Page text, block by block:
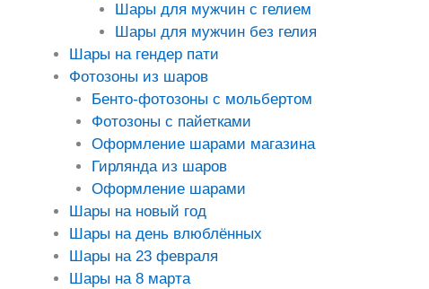
Шары для мужчин с гелием
Шары для мужчин без гелия
Шары на гендер пати
Фотозоны из шаров
Бенто-фотозоны с мольбертом
Фотозоны с пайетками
Оформление шарами магазина
Гирлянда из шаров
Оформление шарами
Шары на новый год
Шары на день влюблённых
Шары на 23 февраля
Шары на 8 марта